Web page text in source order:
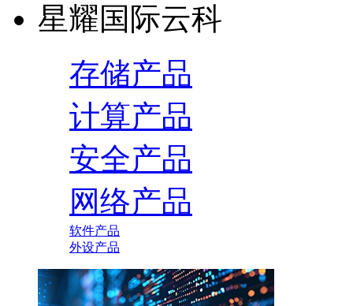
星耀国际云科
存储产品
计算产品
安全产品
网络产品
软件产品
外设产品